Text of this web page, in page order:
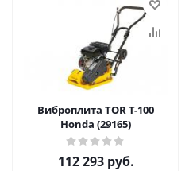
Виброплита TOR T-100
Honda (29165)
112 293руб.